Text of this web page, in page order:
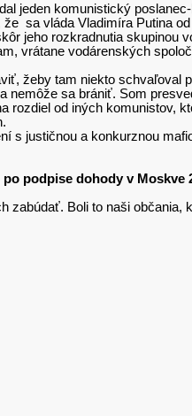
jeden komunistický
sa vláda Vladimíra
jeho rozkradnutia skupinou
vrátane vodárenských
žeby tam niekto schvaľoval
sa brániť. Som
od iných komunistov,
justičnou a konkurznou
podpise dohody v Moskve
Boli to naši